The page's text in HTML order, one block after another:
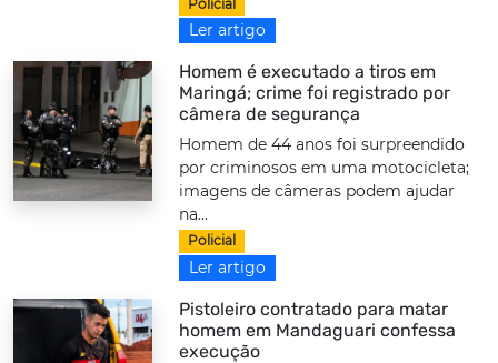
Policial
Ler artigo
Homem é executado a tiros em
Maringá; crime foi registrado por
câmera de segurança
Homem de 44 anos foi surpreendido
por criminosos em uma motocicleta;
imagens de câmeras podem ajudar
na...
Policial
Ler artigo
Pistoleiro contratado para matar
homem em Mandaguari confessa
execução